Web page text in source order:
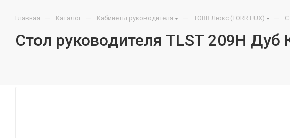
Главная — Каталог — Кабинеты руководителя — TORR Люкс (TORR LUX) —
Стол руководителя TLST 209H Дуб